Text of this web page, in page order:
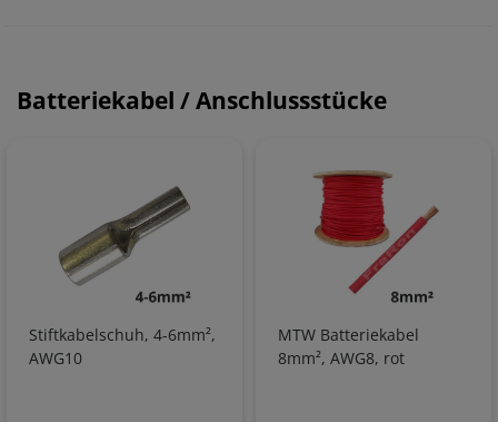
Batteriekabel / Anschlussstücke
Stiftkabelschuh, 4-6mm²,
AWG10
MTW Batteriekabel
8mm², AWG8, rot